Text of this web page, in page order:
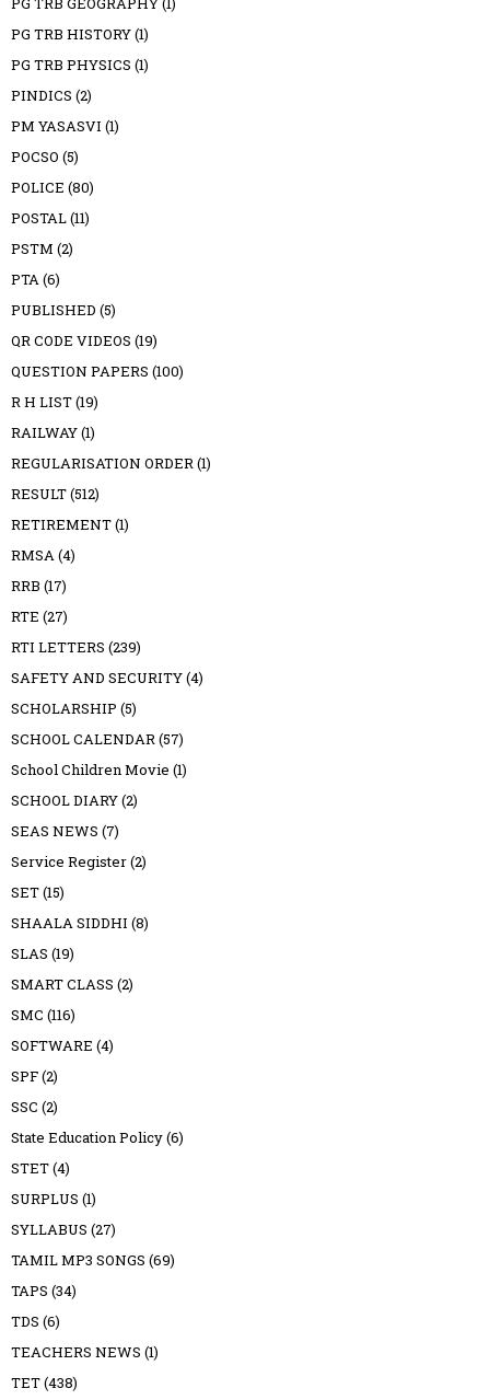
PG TRB HISTORY(1)
PG TRB PHYSICS (1)
PINDICS (2)
PM YASASVI (1)
POCSO (5)
POLICE (80)
POSTAL(11)
PSTM (2)
PTA(6)
PUBLISHED (5)
QR CODE VIDEOS (19)
QUESTION PAPERS (100)
R H LIST(19)
RAILWAY(1)
REGULARISATION ORDER(1)
RESULT(512)
RETIREMENT(1)
RMSA(4)
RRB (17)
RTE (27)
RTI LETTERS (239)
SAFETY AND SECURITY(4)
SCHOLARSHIP (5)
SCHOOL CALENDAR(57)
School Children Movie (1)
SCHOOL DIARY(2)
SEAS NEWS (7)
Service Register(2)
SET(15)
SHAALA SIDDHI (8)
SLAS (19)
SMART CLASS (2)
SMC (116)
SOFTWARE (4)
SPF(2)
SSC (2)
State Education Policy(6)
STET(4)
SURPLUS (1)
SYLLABUS (27)
TAMIL MP3 SONGS (69)
TAPS (34)
TDS (6)
TEACHERS NEWS (1)
TET(438)